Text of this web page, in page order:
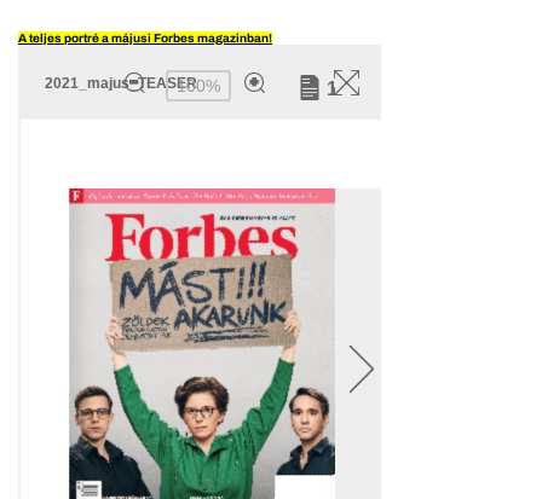
A teljes portré a májusi Forbes magazinban!